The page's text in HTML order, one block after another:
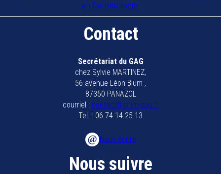
Collectif animateurs bassin de
Marennes Oléron
MARENNES
EHPAD BAUER
EHPAD Bayonne
BAYONNE
en Gérontologie.
Contact
Secrétariat du GAG
chez Sylvie MARTINEZ,
56 avenue Léon Blum ,
87350 PANAZOL
courriel : contact@anim-gag.fr
Tel. : 06.74.14.25.13
Nous écrire
Nous suivre